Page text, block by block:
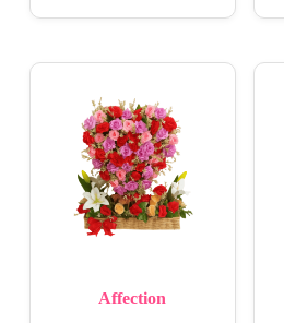
Affection